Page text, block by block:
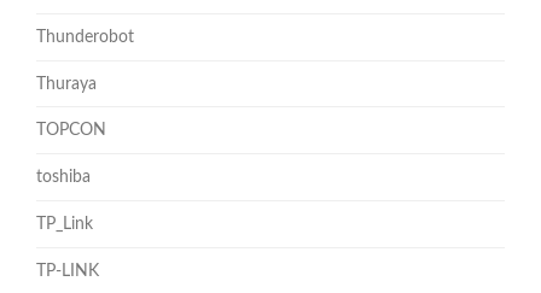
Thunderobot
Thuraya
TOPCON
toshiba
TP_Link
TP-LINK